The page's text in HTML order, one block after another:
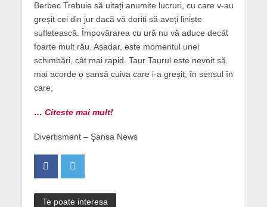
Berbec Trebuie să uitați anumite lucruri, cu care v-au
greșit cei din jur dacă vă doriți să aveți liniște
sufletească. Împovărarea cu ură nu vă aduce decât
foarte mult rău. Așadar, este momentul unei
schimbări, cât mai rapid. Taur Taurul este nevoit să
mai acorde o șansă cuiva care i-a greșit, în sensul în
care,
… Citeste mai mult!
Divertisment – Şansa News
Te poate interesa